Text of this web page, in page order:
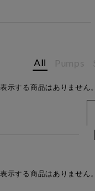
All Pumps
表示する商品はありません。
表示する商品はありません。